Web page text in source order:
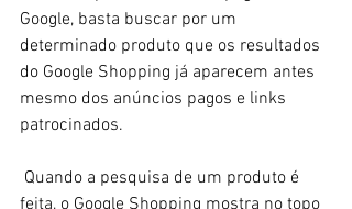
Google, basta buscar por um
determinado produto que os resultados
do Google Shopping já aparecem antes
mesmo dos anúncios pagos e links
patrocinados.